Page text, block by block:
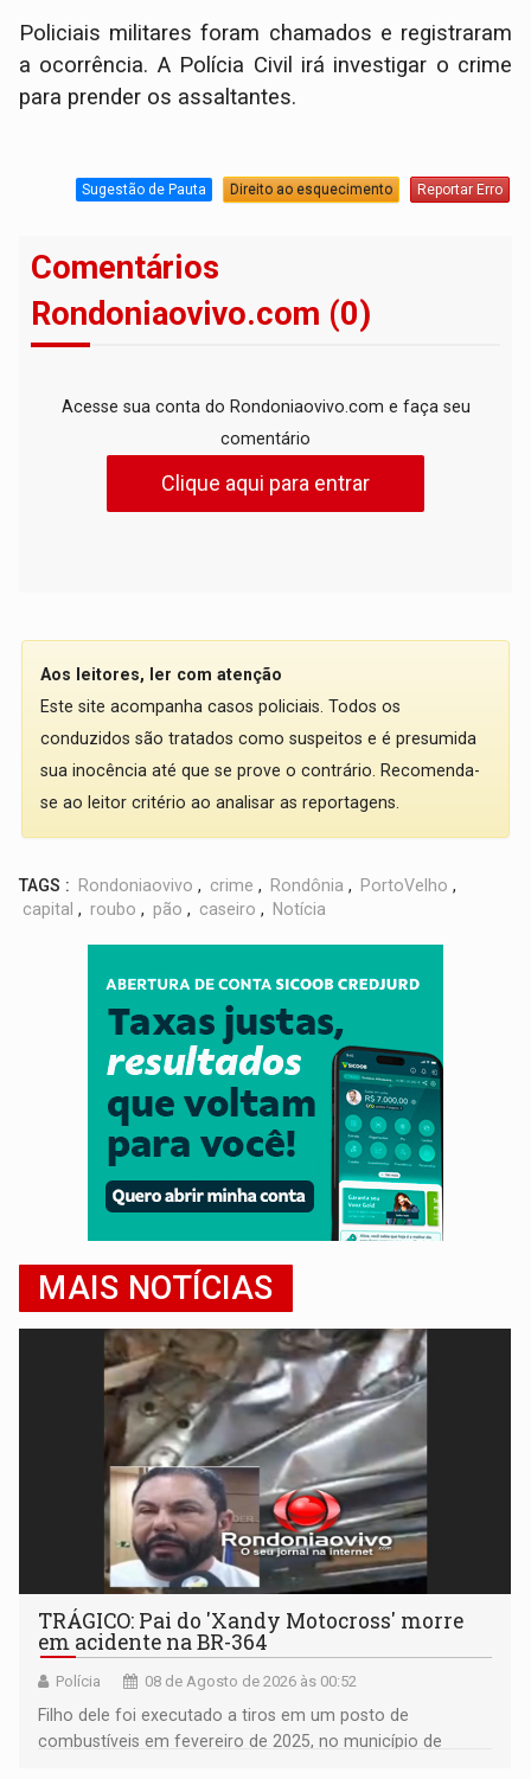
Policiais militares foram chamados e registraram
a ocorrência. A Polícia Civil irá investigar o crime
para prender os assaltantes.
Sugestão de Pauta Direito ao esquecimento Reportar Erro
Comentários
Rondoniaovivo.com (0)
Acesse sua conta do Rondoniaovivo.com e faça seu
comentário
Clique aqui para entrar
Aos leitores, ler com atenção
Este site acompanha casos policiais. Todos os
conduzidos são tratados como suspeitos e é presumida
sua inocência até que se prove o contrário. Recomenda-
se ao leitor critério ao analisar as reportagens.
TAGS : Rondoniaovivo , crime , Rondônia , PortoVelho ,
capital , roubo , pão , caseiro , Notícia
MAIS NOTÍCIAS
TRÁGICO: Pai do 'Xandy Motocross' morre
em acidente na BR-364
Polícia 08 de Agosto de 2026 às 00:52
Filho dele foi executado a tiros em um posto de
combustíveis em fevereiro de 2025, no município de